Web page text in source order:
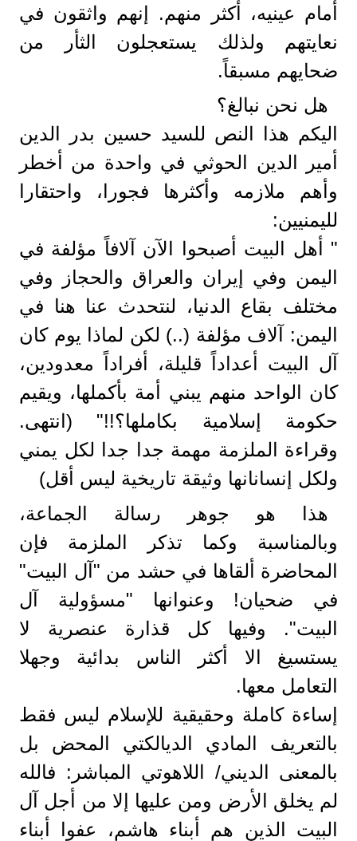
أمام عينيه، أكثر منهم. إنهم واثقون في
نعايتهم ولذلك يستعجلون الثأر من
ضحايهم مسبقاً.
هل نحن نبالغ؟
اليكم هذا النص للسيد حسين بدر الدين
أمير الدين الحوثي في واحدة من أخطر
وأهم ملازمه وأكثرها فجورا، واحتقارا
لليمنيين:
" أهل البيت أصبحوا الآن آلافاً مؤلفة في
اليمن وفي إيران والعراق والحجاز وفي
مختلف بقاع الدنيا، لنتحدث عنا هنا في
اليمن: آلاف مؤلفة (..) لكن لماذا يوم كان
آل البيت أعداداً قليلة، أفراداً معدودين،
كان الواحد منهم يبني أمة بأكملها، ويقيم
حكومة إسلامية بكاملها؟!!" (انتهى.
وقراءة الملزمة مهمة جدا جدا لكل يمني
ولكل إنسانانها وثيقة تاريخية ليس أقل)
هذا هو جوهر رسالة الجماعة،
وبالمناسبة وكما تذكر الملزمة فإن
المحاضرة ألقاها في حشد من "آل البيت"
في ضحيان! وعنوانها "مسؤولية آل
البيت". وفيها كل قذارة عنصرية لا
يستسيغ الا أكثر الناس بدائية وجهلا
التعامل معها.
إساءة كاملة وحقيقية للإسلام ليس فقط
بالتعريف المادي الديالكتي المحض بل
بالمعنى الديني/ اللاهوتي المباشر: فالله
لم يخلق الأرض ومن عليها إلا من أجل آل
البيت الذين هم أبناء هاشم، عفوا أبناء